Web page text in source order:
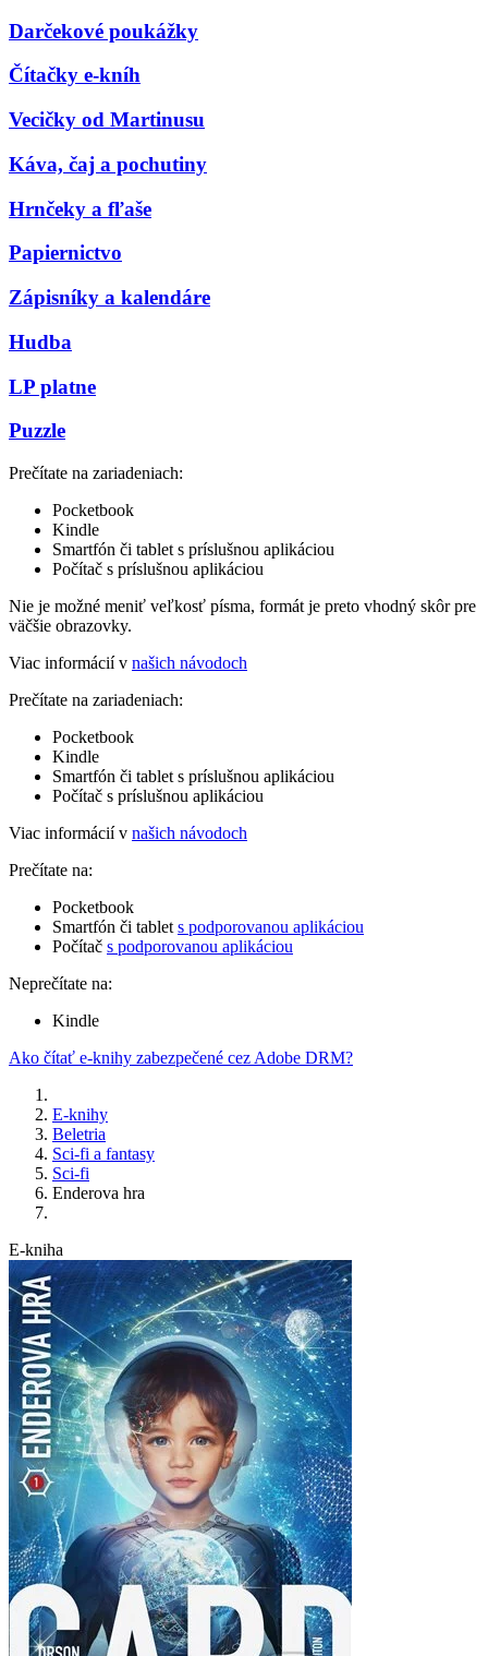
Darčekové poukážky
Čítačky e-kníh
Vecičky od Martinusu
Káva, čaj a pochutiny
Hrnčeky a fľaše
Papiernictvo
Zápisníky a kalendáre
Hudba
LP platne
Puzzle
Prečítate na zariadeniach:
Pocketbook
Kindle
Smartfón či tablet s príslušnou aplikáciou
Počítač s príslušnou aplikáciou
Nie je možné meniť veľkosť písma, formát je preto vhodný skôr pre
väčšie obrazovky.
Viac informácií v našich návodoch
Prečítate na zariadeniach:
Pocketbook
Kindle
Smartfón či tablet s príslušnou aplikáciou
Počítač s príslušnou aplikáciou
Viac informácií v našich návodoch
Prečítate na:
Pocketbook
Smartfón či tablet s podporovanou aplikáciou
Počítač s podporovanou aplikáciou
Neprečítate na:
Kindle
Ako čítať e-knihy zabezpečené cez Adobe DRM?
E-knihy
Beletria
Sci-fi a fantasy
Sci-fi
Enderova hra
E-kniha